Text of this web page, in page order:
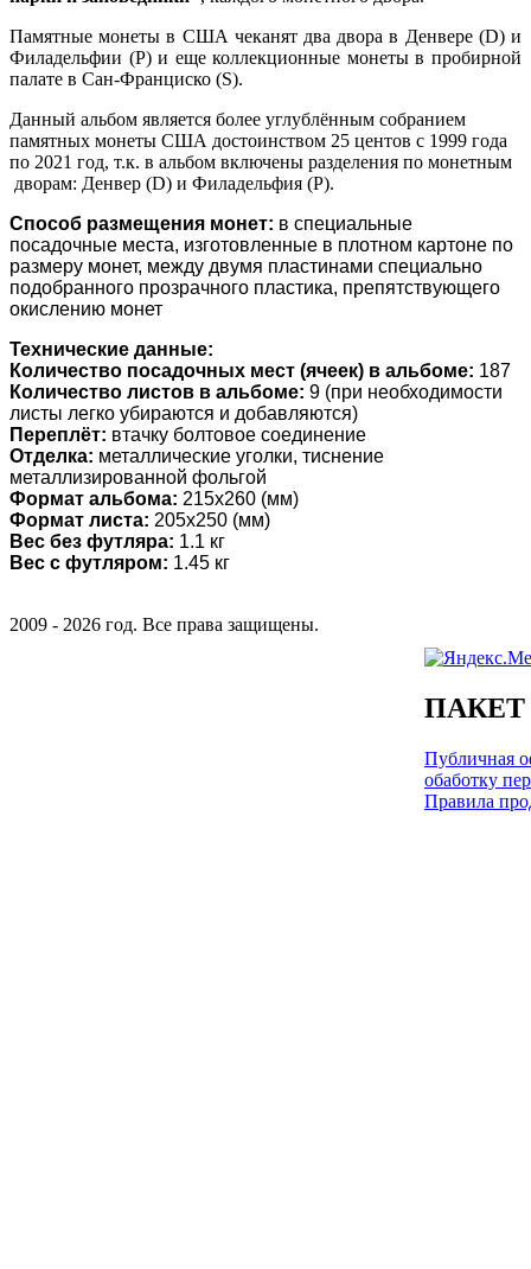
Памятные монеты в США чеканят два двора в Денвере (D) и
Филадельфии (P) и еще коллекционные монеты в пробирной
палате в Сан-Франциско (S).
Данный альбом является более углублённым собранием
памятных монеты США достоинством 25 центов с 1999 года
по 2021 год, т.к. в альбом включены разделения по монетным
дворам: Денвер (D) и Филадельфия (P).
Способ размещения монет: в специальные
посадочные места, изготовленные в плотном картоне по
размеру монет, между двумя пластинами специально
подобранного прозрачного пластика, препятствующего
окислению монет
Технические данные:
Количество посадочных мест (ячеек) в альбоме: 187
Количество листов в альбоме: 9 (при необходимости
листы легко убираются и добавляются)
Переплёт: втачку болтовое соединение
Отделка: металлические уголки, тиснение
металлизированной фольгой
Формат альбома: 215х260 (мм)
Формат листа: 205х250 (мм)
Вес без футляра: 1.1 кг
Вес с футляром: 1.45 кг
2009 - 2026 год. Все права защищены.
Публичная
обаботку
Правила